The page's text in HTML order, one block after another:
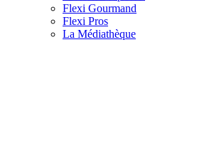
Flexi Gourmand
Flexi Pros
La Médiathèque